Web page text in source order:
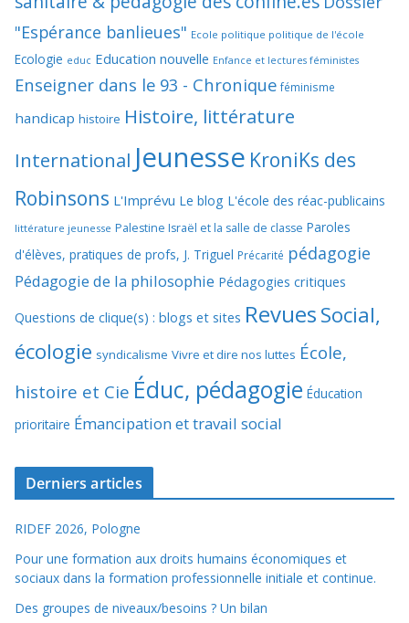
"Espérance banlieues" Ecole politique politique de l'école
Ecologie educ Education nouvelle Enfance et lectures féministes
Enseigner dans le 93 - Chronique féminisme
handicap histoire Histoire, littérature
International Jeunesse KroniKs des
Robinsons L'Imprévu Le blog L'école des réac-publicains
littérature jeunesse Palestine Israël et la salle de classe Paroles
d'élèves, pratiques de profs, J. Triguel Précarité pédagogie
Pédagogie de la philosophie Pédagogies critiques
Questions de clique(s) : blogs et sites RevuesSocial,
écologie syndicalisme Vivre et dire nos luttes École,
histoire et Cie Éduc, pédagogie Éducation
prioritaire Émancipation et travail social
Derniers articles
RIDEF 2026, Pologne
Pour une formation aux droits humains économiques et
sociaux dans la formation professionnelle initiale et continue.
Des groupes de niveaux/besoins ? Un bilan